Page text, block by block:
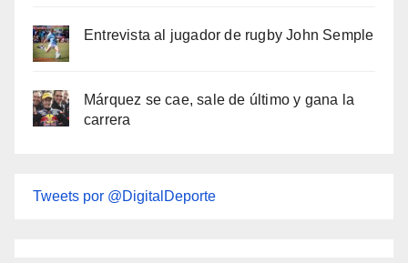
Entrevista al jugador de rugby John Semple
Márquez se cae, sale de último y gana la
carrera
Tweets por @DigitalDeporte